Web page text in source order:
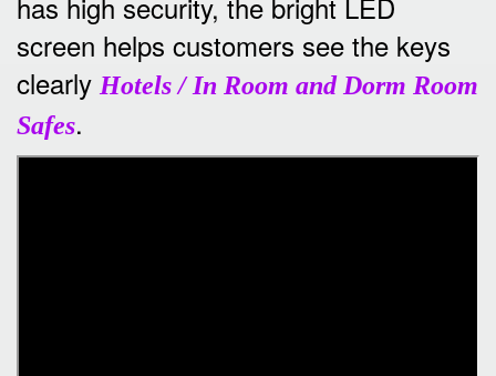
screen helps customers see the keys
clearly Hotels / In Room and Dorm Room
Safes.